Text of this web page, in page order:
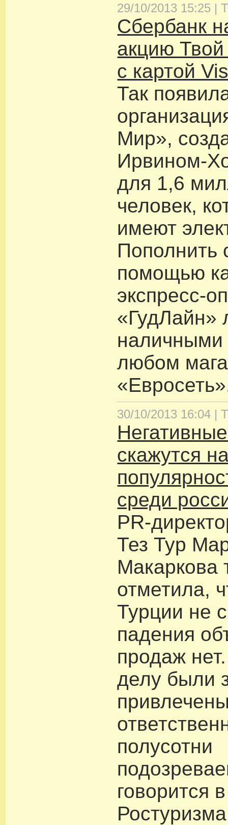
29/10/2013 15:25 |
Сбербанк
акцию
с картой
Так
Мир»,
Ирвином-
для 1,6
человек,
имеют
Пополнить
помощью
экспресс-
«ГудЛайн»
наличными
любом
30/10/2013 16:04 |
скажутся
среди
PR-
Тез Тур
Макаркова
отметила,
Турции не
падения
продаж
делу были
полусотни
говорится